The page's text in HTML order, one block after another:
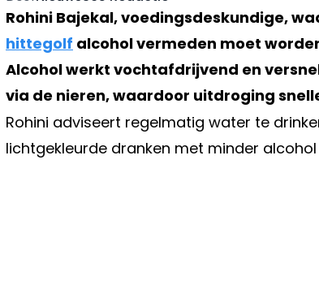
Rohini Bajekal, voedingsdeskundige,
hittegolf alcohol vermeden moet
Alcohol werkt vochtafdrijvend en
via de nieren, waardoor uitdroging
Rohini adviseert regelmatig water te
lichtgekleurde dranken met minder